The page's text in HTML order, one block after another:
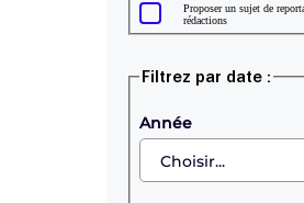
Proposer un sujet de
rédactions
Filtrez par date :
Année